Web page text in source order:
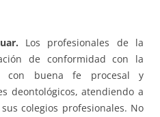
Los profesionales de la
de conformidad con la
con buena fe procesal y
deontológicos, atendiendo a
colegios profesionales. No